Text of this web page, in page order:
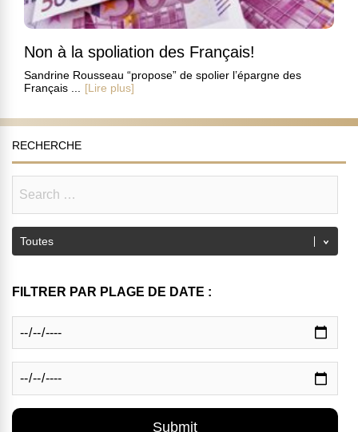
Non à la spoliation des Français!
Sandrine Rousseau “propose” de spolier l’épargne des
Français ... [Lire plus]
RECHERCHE
FILTRER PAR PLAGE DE DATE :